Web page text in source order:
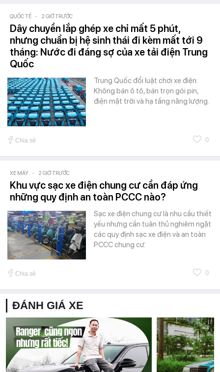
QUỐC TẾ - 2 GIỜ TRƯỚC
Dây chuyền lắp ghép xe chỉ mất 5 phút,
nhưng chuẩn bị hệ sinh thái đi kèm mất tới 9
tháng: Nước đi đáng sợ của xe tải điện Trung
Quốc
Trung Quốc đổi luật chơi xe điện:
Không bán ô tô, bán trọn gói pin,
điện mặt trời và hạ tầng năng lượng.
Chia sẻ 0
XE MÁY - 2 GIỜ TRƯỚC
Khu vực sạc xe điện chung cư cần đáp ứng
những quy định an toàn PCCC nào?
Sạc xe điện chung cư là nhu cầu thiết
yếu nhưng cần tuân thủ nghiêm ngặt
các quy định sạc xe điện và an toàn
PCCC chung cư.
Chia sẻ 0
ĐÁNH GIÁ XE